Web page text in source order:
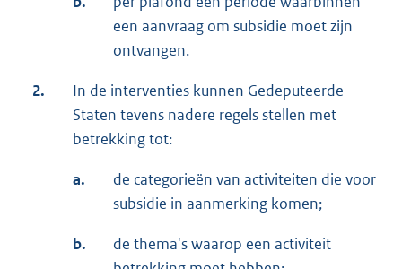
een aanvraag om subsidie moet zijn
ontvangen.
2.
In de interventies kunnen Gedeputeerde
Staten tevens nadere regels stellen met
betrekking tot:
a.
de categorieën van activiteiten die voor
subsidie in aanmerking komen;
b.
de thema's waarop een activiteit